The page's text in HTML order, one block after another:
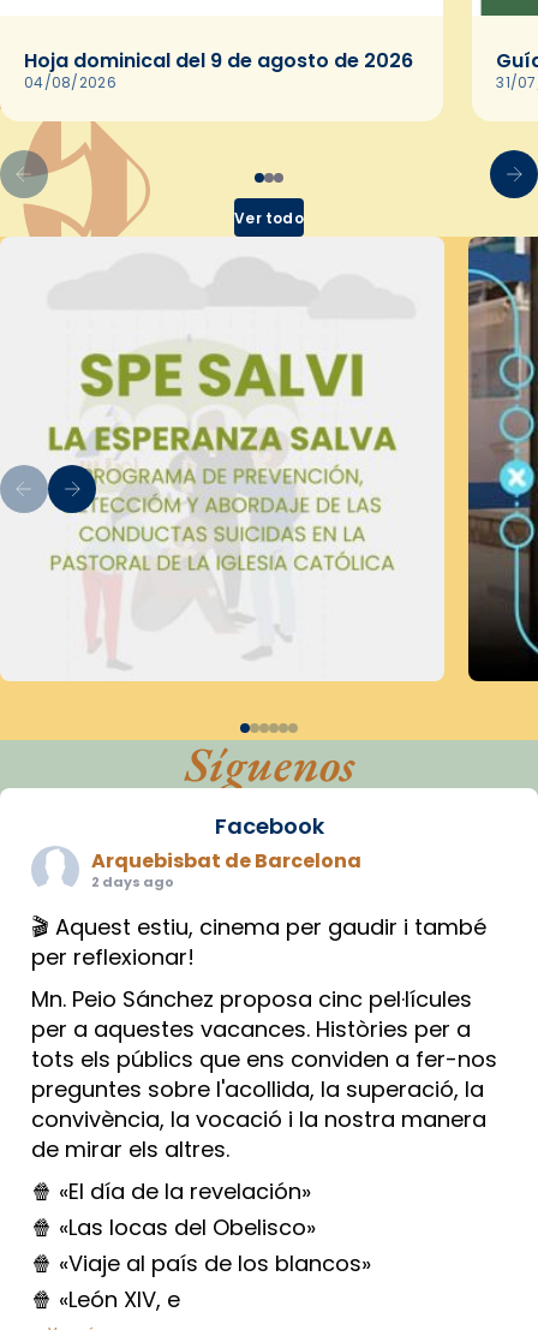
Hoja dominical del 9 de agosto de 2026
04/08/2026 31/
Ver todo
Síguenos
Facebook
Arquebisbat de Barcelona
2 days ago
🎬 Aquest estiu, cinema per gaudir i també
per reflexionar!
Mn. Peio Sánchez proposa cinc pel·lícules
per a aquestes vacances. Històries per a
tots els públics que ens conviden a fer-nos
preguntes sobre l'acollida, la superació, la
convivència, la vocació i la nostra manera
de mirar els altres.
🍿 «El día de la revelación»
🍿 «Las locas del Obelisco»
🍿 «Viaje al país de los blancos»
🍿 «León XIV, e